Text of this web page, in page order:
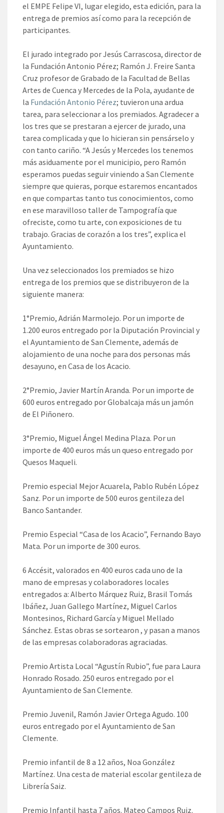
el EMPE Felipe VI, lugar elegido, esta edición, para la
entrega de premios así como para la recepción de
participantes.
El jurado integrado por Jesús Carrascosa, director de
la Fundación Antonio Pérez; Ramón J. Freire Santa
Cruz profesor de Grabado de la Facultad de Bellas
Artes de Cuenca y Mercedes de la Pola, ayudante de
la Fundación Antonio Pérez; tuvieron una ardua
tarea, para seleccionar a los premiados. Agradecer a
los tres que se prestaran a ejercer de jurado, una
tarea complicada y que lo hicieran sin pensárselo y
con tanto cariño. “A Jesús y Mercedes los tenemos
más asiduamente por el municipio, pero Ramón
esperamos puedas seguir viniendo a San Clemente
siempre que quieras, porque estaremos encantados
en que compartas tanto tus conocimientos, como
en ese maravilloso taller de Tampografía que
ofreciste, como tu arte, con exposiciones de tu
trabajo. Gracias de corazón a los tres”, explica el
Ayuntamiento.
Una vez seleccionados los premiados se hizo
entrega de los premios que se distribuyeron de la
siguiente manera:
1°Premio, Adrián Marmolejo. Por un importe de
1.200 euros entregado por la Diputación Provincial y
el Ayuntamiento de San Clemente, además de
alojamiento de una noche para dos personas más
desayuno, en Casa de los Acacio.
2°Premio, Javier Martín Aranda. Por un importe de
600 euros entregado por Globalcaja más un jamón
de El Piñonero.
3°Premio, Miguel Ángel Medina Plaza. Por un
importe de 400 euros más un queso entregado por
Quesos Maqueli.
Premio especial Mejor Acuarela, Pablo Rubén López
Sanz. Por un importe de 500 euros gentileza del
Banco Santander.
Premio Especial “Casa de los Acacio”, Fernando Bayo
Mata. Por un importe de 300 euros.
6 Accésit, valorados en 400 euros cada uno de la
mano de empresas y colaboradores locales
entregados a: Alberto Márquez Ruiz, Brasil Tomás
Ibáñez, Juan Gallego Martínez, Miguel Carlos
Montesinos, Richard García y Miguel Mellado
Sánchez. Estas obras se sortearon , y pasan a manos
de las empresas colaboradoras agraciadas.
Premio Artista Local “Agustín Rubio”, fue para Laura
Honrado Rosado. 250 euros entregado por el
Ayuntamiento de San Clemente.
Premio Juvenil, Ramón Javier Ortega Agudo. 100
euros entregado por el Ayuntamiento de San
Clemente.
Premio infantil de 8 a 12 años, Noa González
Martínez. Una cesta de material escolar gentileza de
Librería Saiz.
Premio Infantil hasta 7 años. Mateo Campos Ruiz.